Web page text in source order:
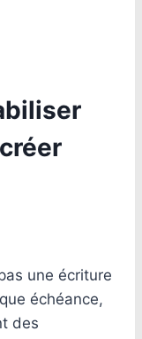
une écriture
échéance,
des